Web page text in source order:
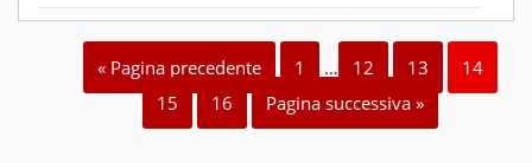
« Pagina precedente 1 … 12 13
14
15
16 Pagina successiva »